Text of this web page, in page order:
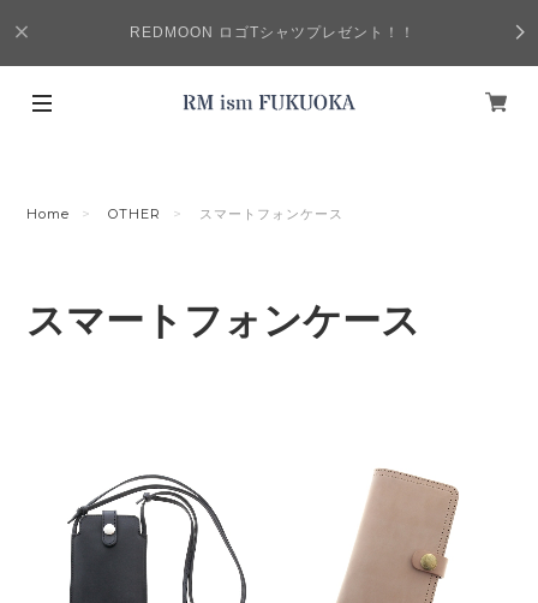
REDMOON ロゴTシャツプレゼント！！
Home OTHER スマートフォンケース
スマートフォンケース